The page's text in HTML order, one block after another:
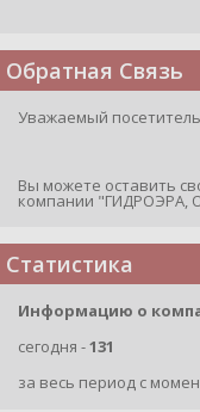
Обратная Связь
Уважаемый
Вы можете оставить
компании "ГИДРОЭРА,
Статистика
Информацию о
сегодня -131
за весь период с